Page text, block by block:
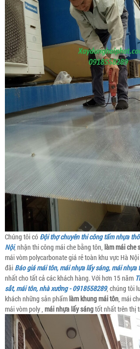
Chúng tôi có Đội thợ chuyên thi công tấm nhựa
Nội, nhận thi công mái che bằng tôn, làm mái che
mái vòm polycarbonate giá rẻ toàn khu vực Hà
đãi Báo giá mái tôn, mái nhựa lấy sáng, mái
nhất cho tất cả các khách hàng. Với hơn 15 năm
sắt, mái tôn, nhà xưởng - 0918558289, chúng tôi
khách những sản phẩm làm khung mái tôn, mái
mái vòm poly , mái nhựa lấy sángtốt nhất trên thị